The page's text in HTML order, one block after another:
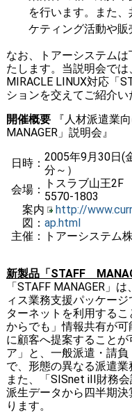
を行います。また
ケティング活動や販
なお、トアーシステム
たします。当説明会で
MIRACLE LINUX対応「
ションを交えてご紹介い
開催概要『人材派遣業
MANAGER」説明会』
日時： 2005年9月30
分～）
会場：
トスラブ山王
5570-1803
案内
図：
http://
ap.html
主催：
トアーシステム
新製品「STAFF
「STAFF MANAGER」
ィス業務支援パッケー
ターネットを利用する
からでも」情報共有が
に顧客へ提案することが
ア」と、一般派遣・請
で、形態の異なる派遣業
また、「SISnet iII財務
派生データから四半期
ります。